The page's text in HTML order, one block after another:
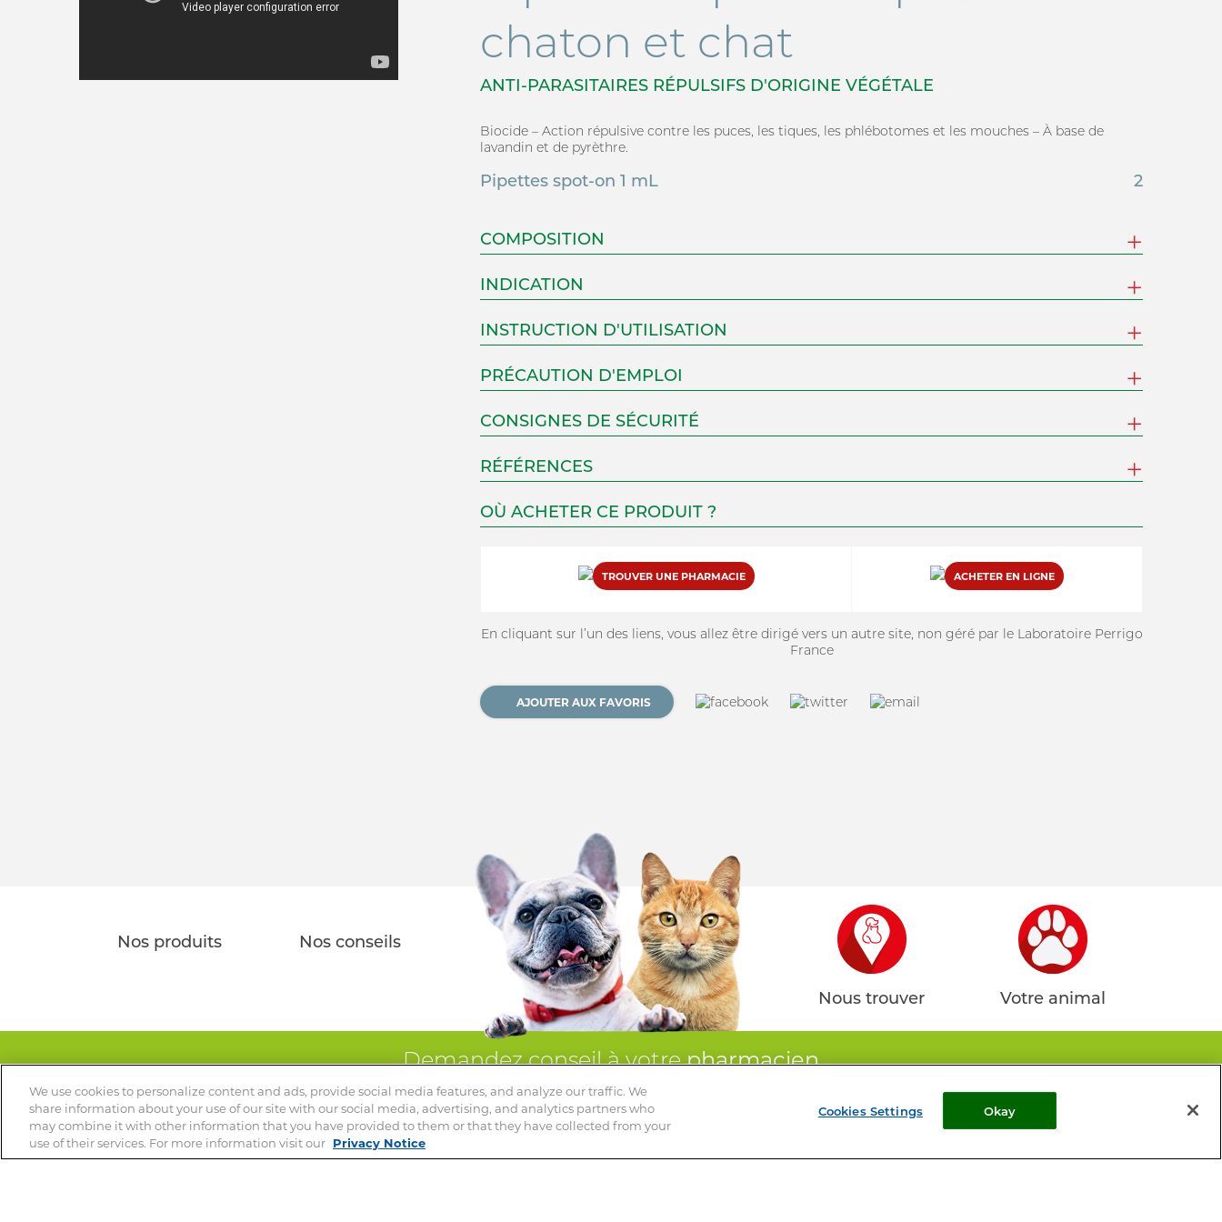
chaton et chat
ANTI-PARASITAIRES RÉPULSIFS D'ORIGINE VÉGÉTALE
Biocide – Action répulsive contre les puces, les tiques, les phlébotomes et les mouches – À base de
lavandin et de pyrèthre.
Pipettes spot-on 1 mL 2
COMPOSITION
INDICATION
INSTRUCTION D'UTILISATION
PRÉCAUTION D'EMPLOI
CONSIGNES DE SÉCURITÉ
RÉFÉRENCES
OÙ ACHETER CE PRODUIT ?
TROUVER UNE PHARMACIE ACHETER EN LIGNE
En cliquant sur l’un des liens, vous allez être dirigé vers un autre site, non géré par le Laboratoire Perrigo
France
AJOUTER AUX FAVORIS
Nos produits Nos conseils
Nous trouver Votre animal
Demandez conseil à votrepharmacien
Votre vétérinaire est le spécialiste de votre animal – Ce site ne remplace pas une consultation vétérinaire
© 2026 Clément Thékan
CONNEXION
Adresse email
Mot de passe
SE CONNECTER
We use cookies to personalize content and ads, provide social media features, and analyze our traffic. We
share information about your use of our site with our social media, advertising, and analytics partners who
may combine it with other information that you have provided to them or that they have collected from your
use of their services. For more information visit our Privacy Notice
Cookies Settings Okay